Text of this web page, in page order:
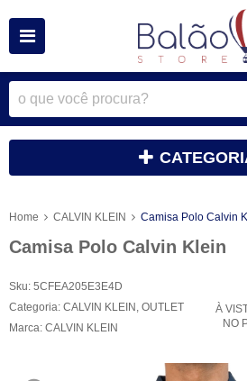
Home CALVIN KLEIN Camisa Polo Calvin
Camisa Polo Calvin Klein
Sku: 5CFEA205E3E4D
Categoria: CALVIN KLEIN OUTLET
Marca: CALVIN KLEIN
À
NO